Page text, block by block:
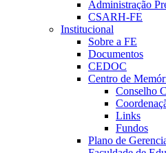
Administração
CSARH-FE
Institucional
Sobre a FE
Documentos
CEDOC
Centro de
Conselho
Links
Fundos
Plano de